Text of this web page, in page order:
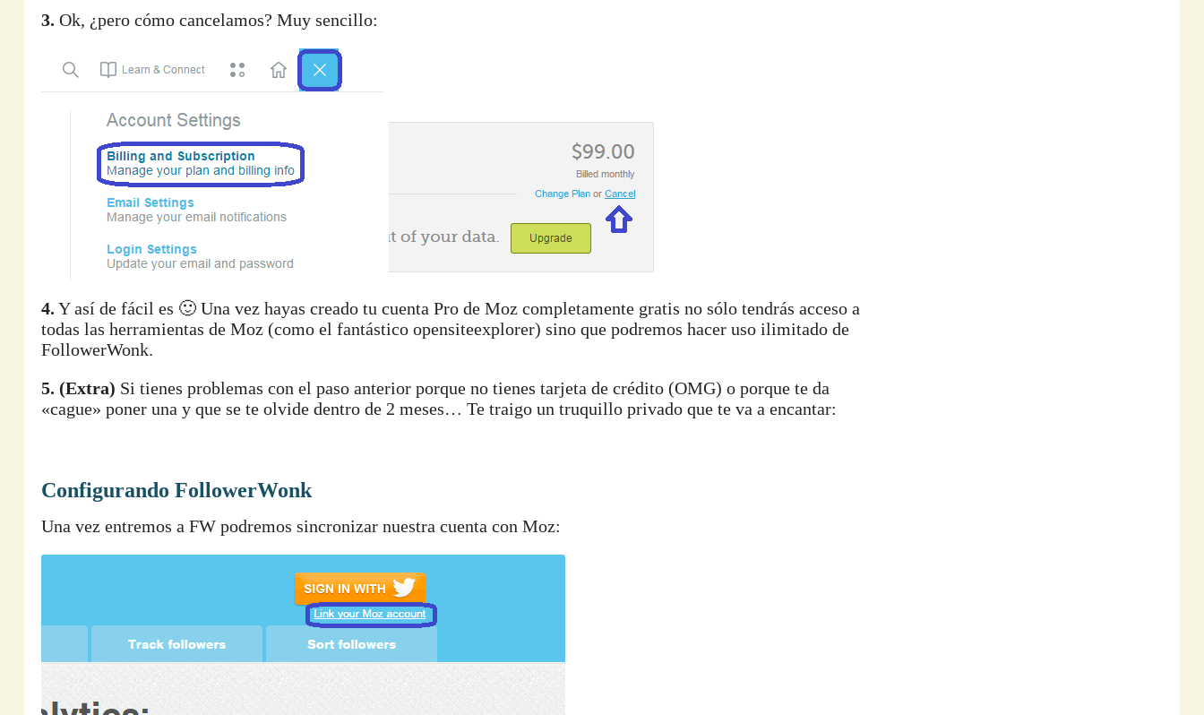
3. Ok, ¿pero cómo cancelamos? Muy sencillo:
4. Y así de fácil es 🙂 Una vez hayas creado tu cuenta Pro de Moz completamente gratis no sólo tendrás acceso a
todas las herramientas de Moz (como el fantástico opensiteexplorer) sino que podremos hacer uso ilimitado de
FollowerWonk.
5. (Extra) Si tienes problemas con el paso anterior porque no tienes tarjeta de crédito (OMG) o porque te da
«cague» poner una y que se te olvide dentro de 2 meses… Te traigo un truquillo privado que te va a encantar:
Configurando FollowerWonk
Una vez entremos a FW podremos sincronizar nuestra cuenta con Moz: